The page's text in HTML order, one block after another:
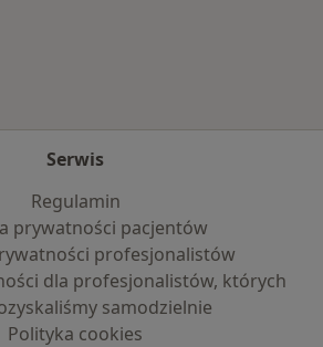
Serwis
Regulamin
prywatności pacjentów
profesjonalistów
dla profesjonalistów, których
samodzielnie
Polityka cookies